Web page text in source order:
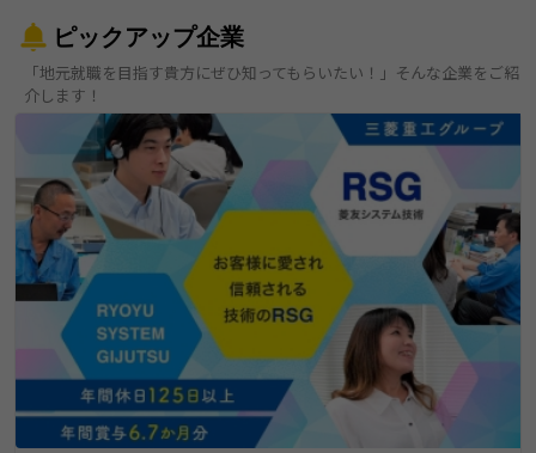
ピックアップ企業
「地元就職を目指す貴方にぜひ知ってもらいたい！」そんな企業をご紹
介します！